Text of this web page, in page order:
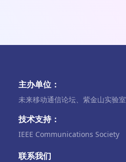
主办单位：
未来移动通信论坛、紫金山实验室
技术支持：
IEEE Communications Society
联系我们